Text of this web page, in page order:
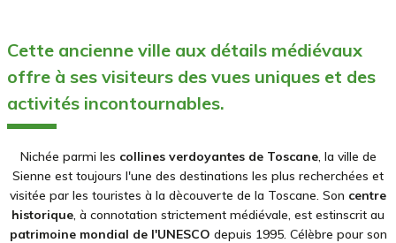
Cette ancienne ville aux détails médiévaux
offre à ses visiteurs des vues uniques et des
activités incontournables.
Nichée parmi les collines verdoyantes de Toscane, la ville de
Sienne est toujours l'une des destinations les plus recherchées et
visitée par les touristes à la dècouverte de la Toscane. Son centre
historique , à connotation strictement médiévale, est estinscrit au
patrimoine mondial de l'UNESCO depuis 1995. Célèbre pour son